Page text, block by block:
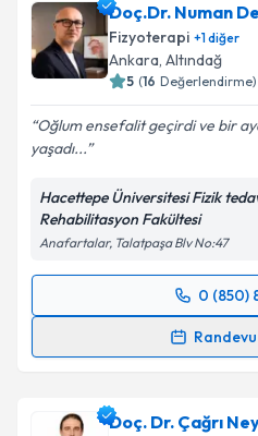
takvim hazırlandığında e-
E-posta Adresiniz
Metni
kapsamda
Takvim
Doç.Dr. Numan
Fizyoterapi +1diğer
Ankara, Altındağ
5 (16 Değerlendirme)
Oğlum ensefalit geçirdi ve bir
yaşadı...
Hacettepe Üniversitesi Fizik
Rehabilitasyon Fakültesi
Anafartalar, Talatpaşa Blv No:47
0 (850)
Randevu Takvimi
takvim hazırlandığında e-
Doç. Dr. Çağrı